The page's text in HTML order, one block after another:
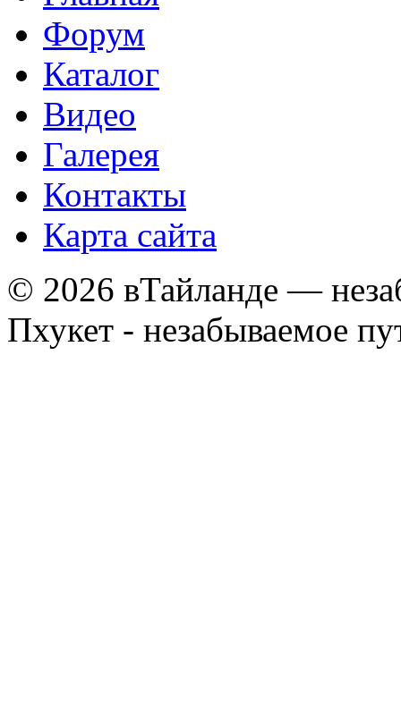
Форум
Каталог
Видео
Галерея
Контакты
Карта сайта
© 2026 вТайланде —
Пхукет - незабываемое